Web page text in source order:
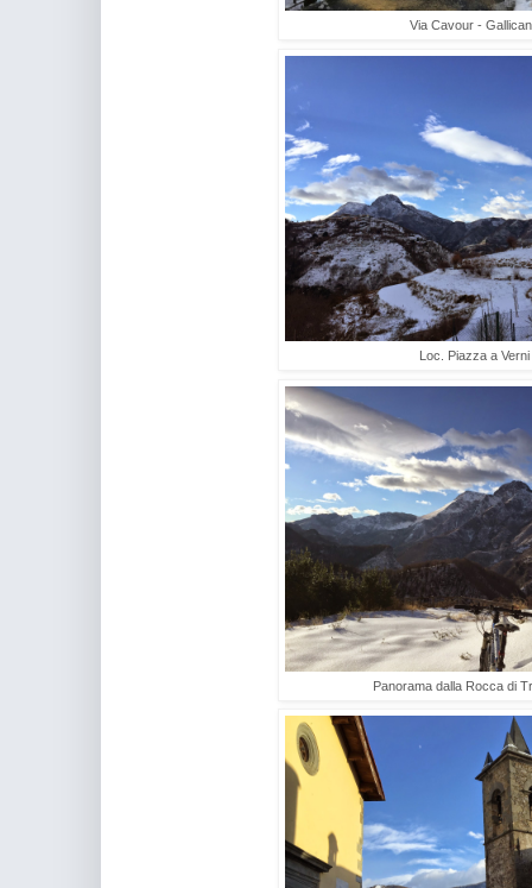
Via Cavour -
Loc. Piazza a Verni
Panorama dalla Rocca di